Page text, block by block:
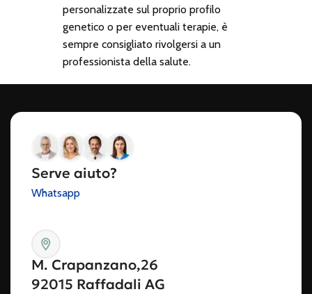
personalizzate sul proprio profilo
genetico o per eventuali terapie, è
sempre consigliato rivolgersi a un
professionista della salute.
Serve aiuto?
Whatsapp
M. Crapanzano,26
92015 Raffadali AG